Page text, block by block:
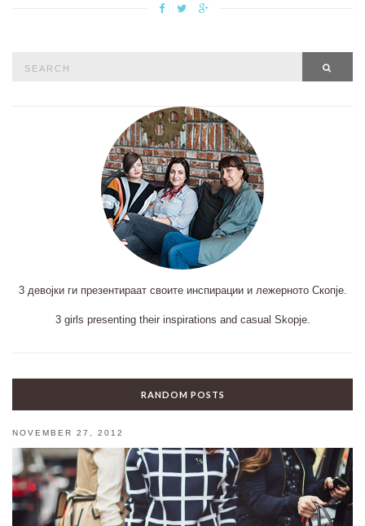
3 девојки ги презентираат своите инспирации и лежерното Скопје.
3 girls presenting their inspirations and casual Skopje.
RANDOM POSTS
NOVEMBER 27, 2012